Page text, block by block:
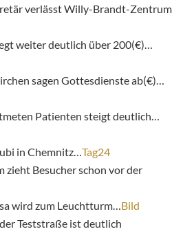
verlässt Willy-Brandt-Zentrum
weiter deutlich über 200(€)…
sagen Gottesdienste ab(€)…
Patienten steigt deutlich…
in Chemnitz…Tag24
zieht Besucher schon vor der
wird zum Leuchtturm…Bild
Teststraße ist deutlich